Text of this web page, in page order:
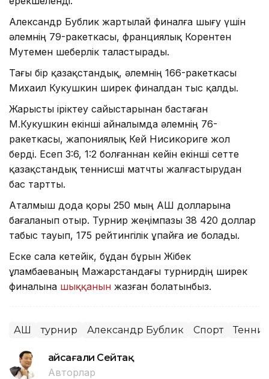
Александр Бублик жартылай финалға шығу үшін
әлемнің 79-ракеткасы, франциялық Корентен
Мутемен шеберлік таластырады.
Тағы бір қазақстандық, әлемнің 166-ракеткасы
Михаил Кукушкин ширек финалдан тыс қалды.
Жарысты іріктеу сайыстарынан бастаған
М.Кукушкин екінші айналымда әлемнің 76-
ракеткасы, жапониялық Кей Нисикориге жол
берді. Есеп 3:6, 1:2 болғаннан кейін екінші сетте
қазақстандық теннисші матчты жалғастырудан
бас тартты.
Аталмыш дода қоры 250 мың АҚШ долларына
бағаланып отыр. Турнир жеңімпазы 38 420 доллар
табыс тауып, 175 рейтингілік ұпайға ие болады.
Еске сала кетейік, бұдан бұрын Жібек
Құламбаеваның Мажарстандағы турнирдің ширек
финалына шыққанын жазған болатынбыз.
АҚШ турнир Александр Бублик Спорт Теннис
Ғайсағали Сейтақ
Авторлар